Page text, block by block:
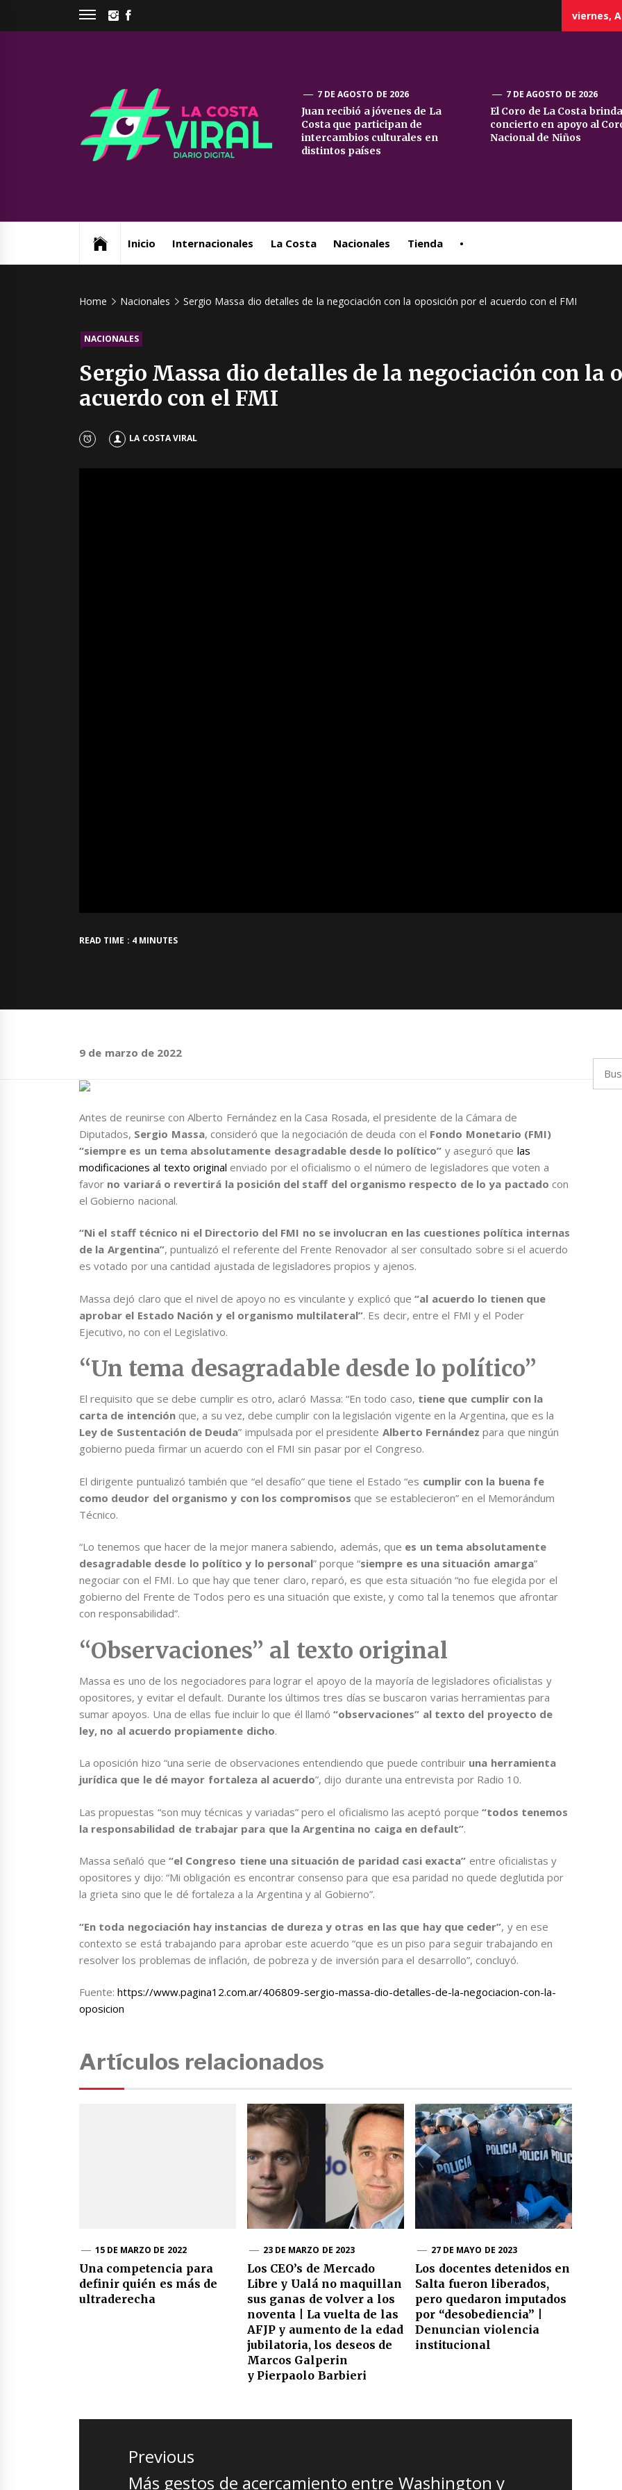
INSTAGRAM
viernes,
La
Costa
7 DE AGOSTO DE 2026
Juan recibió a jóvenes de La
Costa que participan de
intercambios culturales en
distintos países
7 DE AGOSTO DE 2026
El Coro de La Costa
concierto en apoyo al
Nacional de Niños
Inicio Internacionales La Costa Nacionales Tienda •
Home Nacionales Sergio Massa dio detalles de la negociación con la oposición por el acuerdo con el FMI
NACIONALES
Sergio Massa dio detalles de la negociación con la
acuerdo con el FMI
LA COSTA VIRAL
READ TIME : 4 MINUTES
9 de marzo de 2022
Antes de reunirse con Alberto Fernández en la Casa Rosada, el presidente de la Cámara de
Diputados, Sergio Massa, consideró que la negociación de deuda con el Fondo Monetario (FMI)
“siempre es un tema absolutamente desagradable desde lo político” y aseguró que las
modificaciones al texto original enviado por el oficialismo o el número de legisladores que voten a
favor no variará o revertirá la posición del staff del organismo respecto de lo ya pactado con
el Gobierno nacional.
“Ni el staff técnico ni el Directorio del FMI no se involucran en las cuestiones política internas
de la Argentina”, puntualizó el referente del Frente Renovador al ser consultado sobre si el acuerdo
es votado por una cantidad ajustada de legisladores propios y ajenos.
Massa dejó claro que el nivel de apoyo no es vinculante y explicó que “al acuerdo lo tienen que
aprobar el Estado Nación y el organismo multilateral”. Es decir, entre el FMI y el Poder
Ejecutivo, no con el Legislativo.
“Un tema desagradable desde lo político”
El requisito que se debe cumplir es otro, aclaró Massa: “En todo caso, tiene que cumplir con la
carta de intenciónque, a su vez, debe cumplir con la legislación vigente en la Argentina, que es la
Ley de Sustentación de Deuda” impulsada por el presidente Alberto Fernández para que ningún
gobierno pueda firmar un acuerdo con el FMI sin pasar por el Congreso.
El dirigente puntualizó también que “el desafío” que tiene el Estado “es cumplir con la buena fe
como deudor del organismo y con los compromisos que se establecieron” en el Memorándum
Técnico.
“Lo tenemos que hacer de la mejor manera sabiendo, además, que es un tema absolutamente
desagradable desde lo político y lo personal” porque “siempre es una situación amarga”
negociar con el FMI. Lo que hay que tener claro, reparó, es que esta situación “no fue elegida por el
gobierno del Frente de Todos pero es una situación que existe, y como tal la tenemos que afrontar
con responsabilidad”.
“Observaciones” al texto original
Massa es uno de los negociadores para lograr el apoyo de la mayoría de legisladores oficialistas y
opositores, y evitar el default. Durante los últimos tres días se buscaron varias herramientas para
sumar apoyos. Una de ellas fue incluir lo que él llamó“observaciones” al texto del proyecto de
ley, no al acuerdo propiamente dicho.
La oposición hizo “una serie de observaciones entendiendo que puede contribuir una herramienta
jurídica que le dé mayor fortaleza al acuerdo”, dijo durante una entrevista por Radio 10.
Las propuestas “son muy técnicas y variadas” pero el oficialismo las aceptó porque “todos tenemos
la responsabilidad de trabajar para que la Argentina no caiga en default”.
Massa señaló que “el Congreso tiene una situación de paridad casi exacta” entre oficialistas y
opositores y dijo: “Mi obligación es encontrar consenso para que esa paridad no quede deglutida por
la grieta sino que le dé fortaleza a la Argentina y al Gobierno”.
“En toda negociación hay instancias de dureza y otras en las que hay que ceder”, y en ese
contexto se está trabajando para aprobar este acuerdo “que es un piso para seguir trabajando en
resolver los problemas de inflación, de pobreza y de inversión para el desarrollo”, concluyó.
Fuente:https://www.pagina12.com.ar/406809-sergio-massa-dio-detalles-de-la-negociacion-con-la-
oposicion
Artículos relacionados
15 DE MARZO DE 2022
Una competencia para
definir quién es más de
ultraderecha
23 DE MARZO DE 2023
Los CEO’s de Mercado
Libre y Ualá no maquillan
sus ganas de volver a los
noventa | La vuelta de las
AFJP y aumento de la edad
jubilatoria, los deseos de
Marcos Galperin
y Pierpaolo Barbieri
27 DE MAYO DE 2023
Los docentes detenidos en
Salta fueron liberados,
pero quedaron imputados
por “desobediencia” |
Denuncian violencia
institucional
Navegación
entradas
Previous
Previous
Más gestos de acercamiento entre Washington y